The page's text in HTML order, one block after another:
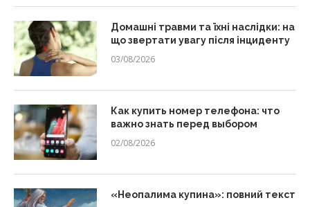
Домашні травми та їхні наслідки: на
що звертати увагу після інциденту
03/08/2026
Как купить номер телефона: что
важно знать перед выбором
02/08/2026
«Неопалима купина»: повний текст